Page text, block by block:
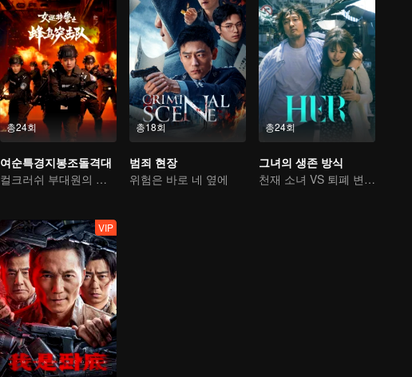
총24회
여순특경지봉조돌격대
컬크러쉬 부대원의 사투를 건 범죄와의 전쟁
총18회
범죄 현장
위험은 바로 네 옆에
총24회
그녀의 생존 방식
천재 소녀 VS 퇴폐 변호사
VIP